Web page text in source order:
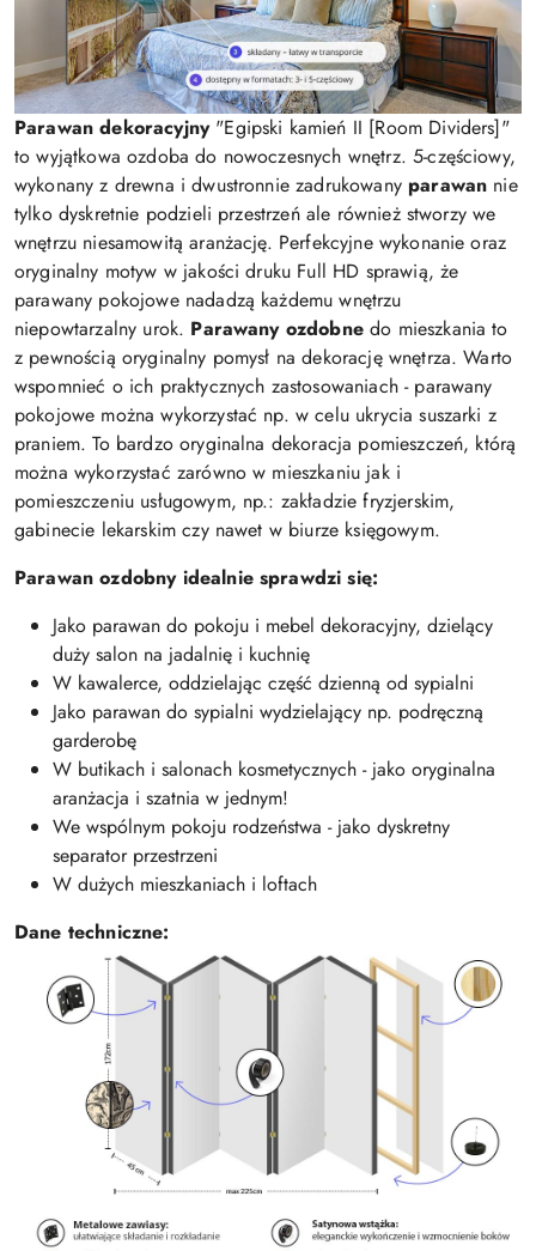
Parawan dekoracyjny"Egipski kamień II [Room Dividers]"
to wyjątkowa ozdoba do nowoczesnych wnętrz. 5-częściowy,
wykonany z drewna i dwustronnie zadrukowany parawan nie
tylko dyskretnie podzieli przestrzeń ale również stworzy we
wnętrzu niesamowitą aranżację. Perfekcyjne wykonanie oraz
oryginalny motyw w jakości druku Full HD sprawią, że
parawany pokojowe nadadzą każdemu wnętrzu
niepowtarzalny urok. Parawany ozdobnedo mieszkania to
z pewnością oryginalny pomysł na dekorację wnętrza. Warto
wspomnieć o ich praktycznych zastosowaniach - parawany
pokojowe można wykorzystać np. w celu ukrycia suszarki z
praniem. To bardzo oryginalna dekoracja pomieszczeń, którą
można wykorzystać zarówno w mieszkaniu jak i
pomieszczeniu usługowym, np.: zakładzie fryzjerskim,
gabinecie lekarskim czy nawet w biurze księgowym.
Parawan ozdobny idealnie sprawdzi się:
Jako parawan do pokoju i mebel dekoracyjny, dzielący
duży salon na jadalnię i kuchnię
W kawalerce, oddzielając część dzienną od sypialni
Jako parawan do sypialni wydzielający np. podręczną
garderobę
W butikach i salonach kosmetycznych - jako oryginalna
aranżacja i szatnia w jednym!
We wspólnym pokoju rodzeństwa - jako dyskretny
separator przestrzeni
W dużych mieszkaniach i loftach
Dane techniczne: